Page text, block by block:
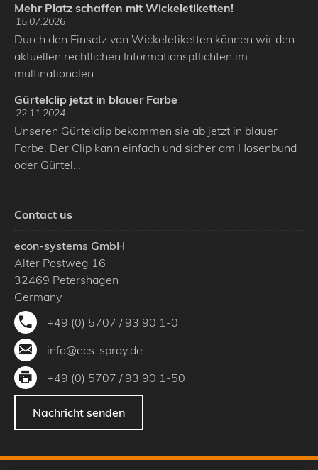
Mehr Platz schaffen mit Wickeletiketten!
15.07.2026
Durch den Einsatz von Wickeletiketten können wir den
aktuellen rechtlichen Informationspflichten im
multinationalen…
Gürtelclip jetzt in blauer Farbe
22.11.2024
Unseren Gürtelclip bekommen sie ab jetzt in blauer
Farbe. Der Clip kann einfach und sicher am Hosenbund
oder Gürtel…
Contact us
econ-systems GmbH
Alter Postweg 16
32469 Petershagen
Germany
+49 (0) 5707 / 93 90 1-0
info@ecs-spray.de
+49 (0) 5707 / 93 90 1-50
Nachricht senden